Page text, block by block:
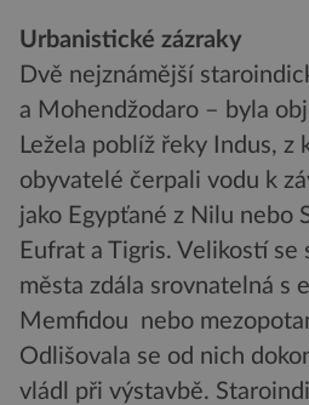
Urbanistické zázraky
Dvě nejznámější
a Mohendžodaro – byla
Ležela poblíž řeky Indus, z
obyvatelé čerpali vodu k
jako Egypťané z Nilu nebo
Eufrat a Tigris. Velikostí
města zdála srovnatelná s
Memfidou nebo
Odlišovala se od nich
vládl při výstavbě.